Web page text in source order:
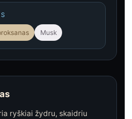
Musk
ryškiai žydru, skaidriu